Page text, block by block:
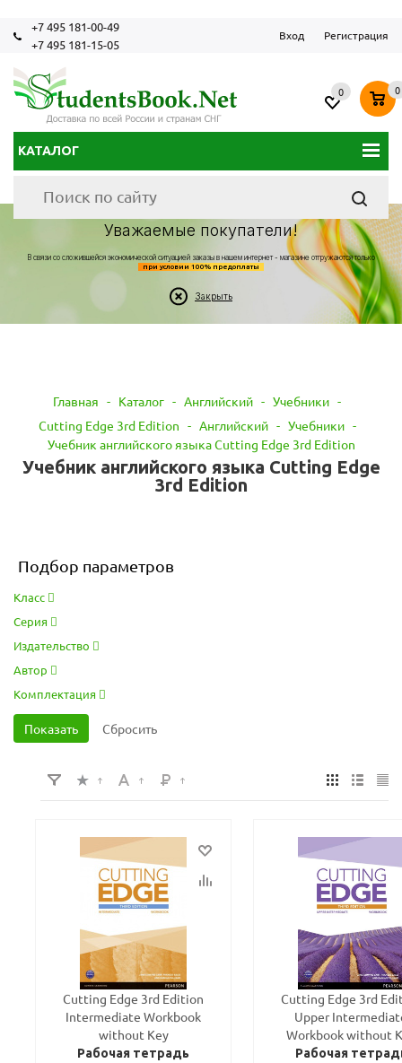
+7 495 181-00-49
+7 495 181-15-05
Вход Регистрация
КАТАЛОГ
0 0
Уважаемые покупатели!
В связи со сложившейся экономической ситуацией заказы в нашем интернет - магазине отгружаются только
при условии 100% предоплаты
Закрыть
Главная - Каталог - Английский - Учебники -
Cutting Edge 3rd Edition - Английский - Учебники -
Учебник английского языка Cutting Edge 3rd Edition
Учебник английского языка Cutting Edge
3rd Edition
Подбор параметров
Класс
Серия
Издательство
Автор
Комплектация
Cutting Edge 3rd Edition
Intermediate Workbook
without Key
Рабочая тетрадь
Cutting Edge 3rd
Upper
Workbook without
Рабочая